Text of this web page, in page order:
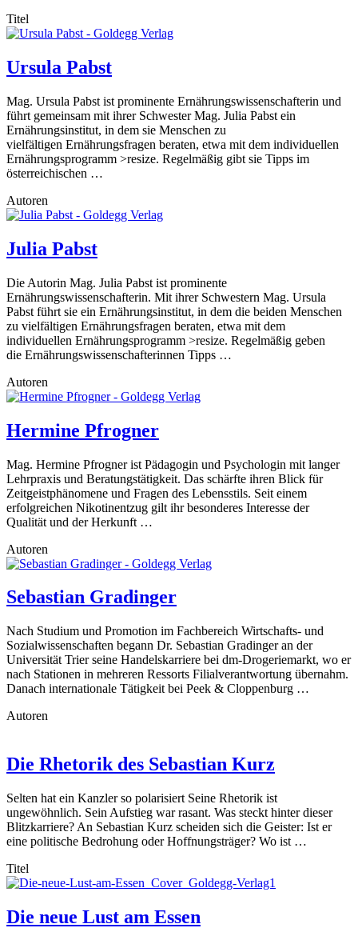
Titel
Ursula Pabst
Mag. Ursula Pabst ist prominente Ernährungswissenschafterin und
führt gemeinsam mit ihrer Schwester Mag. Julia Pabst ein
Ernährungsinstitut, in dem sie Menschen zu
vielfältigen Ernährungsfragen beraten, etwa mit dem individuellen
Ernährungsprogramm >resize. Regelmäßig gibt sie Tipps im
österreichischen …
Autoren
Julia Pabst
Die Autorin Mag. Julia Pabst ist prominente
Ernährungswissenschafterin. Mit ihrer Schwestern Mag. Ursula
Pabst führt sie ein Ernährungsinstitut, in dem die beiden Menschen
zu vielfältigen Ernährungsfragen beraten, etwa mit dem
individuellen Ernährungsprogramm >resize. Regelmäßig geben
die Ernährungswissenschafterinnen Tipps …
Autoren
Hermine Pfrogner
Mag. Hermine Pfrogner ist Pädagogin und Psychologin mit langer
Lehrpraxis und Beratungstätigkeit. Das schärfte ihren Blick für
Zeitgeistphänomene und Fragen des Lebensstils. Seit einem
erfolgreichen Nikotinentzug gilt ihr besonderes Interesse der
Qualität und der Herkunft …
Autoren
Sebastian Gradinger
Nach Studium und Promotion im Fachbereich Wirtschafts- und
Sozialwissenschaften begann Dr. Sebastian Gradinger an der
Universität Trier seine Handelskarriere bei dm-Drogeriemarkt, wo er
nach Stationen in mehreren Ressorts Filialverantwortung übernahm.
Danach internationale Tätigkeit bei Peek & Cloppenburg …
Autoren
Die Rhetorik des Sebastian Kurz
Selten hat ein Kanzler so polarisiert Seine Rhetorik ist
ungewöhnlich. Sein Aufstieg war rasant. Was steckt hinter dieser
Blitzkarriere? An Sebastian Kurz scheiden sich die Geister: Ist er
eine politische Bedrohung oder Hoffnungsträger? Wo ist …
Titel
Die neue Lust am Essen